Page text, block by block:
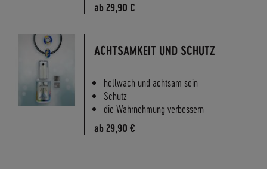
ab 29,90 €
ACHTSAMKEIT UND SCHUTZ
hellwach und achtsam sein
Schutz
die Wahrnehmung verbessern
ab 29,90 €